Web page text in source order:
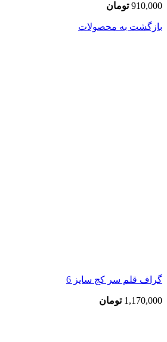
910,000 تومان
بازگشت به محصولات
گراف قلم سر کج سایز 6
1,170,000 تومان